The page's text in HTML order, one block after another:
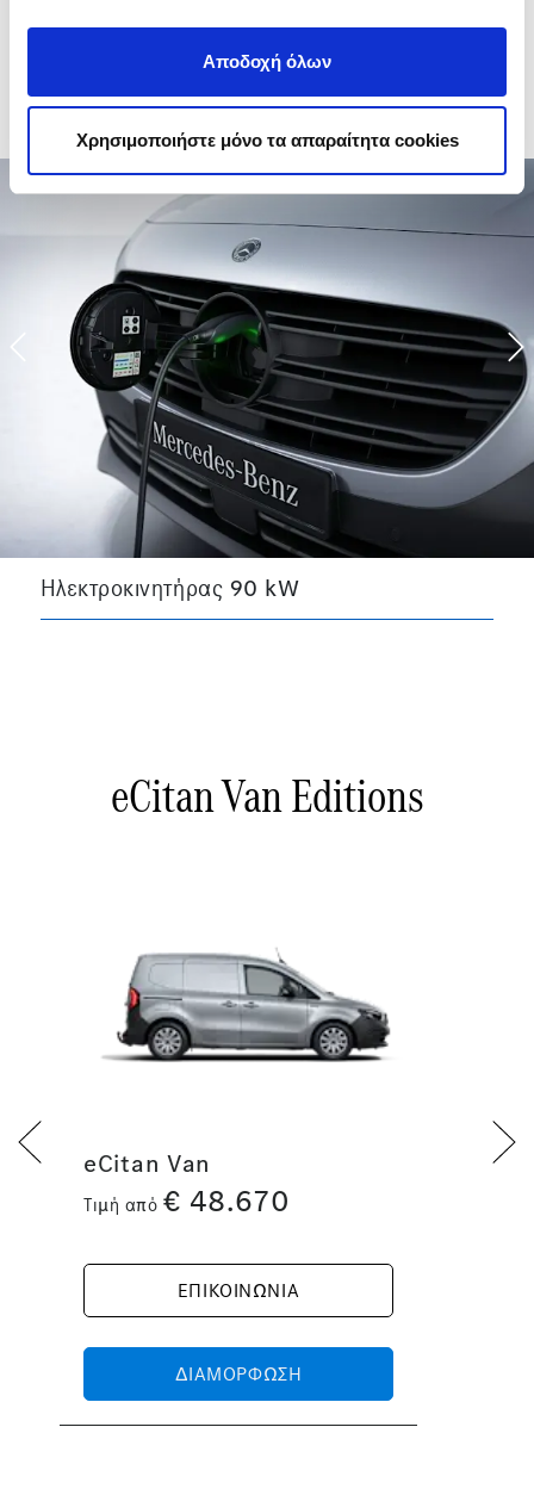
Αποδοχή όλων
Χρησιμοποιήστε μόνο τα απαραίτητα cookies
εξοπλισμού του eCitan Van
Ηλεκτροκινητήρας 90 kW
Previous
eCitan Van Editions
eCitan Van
Τιμή από € 48.670
ΕΠΙΚΟΙΝΩΝΙΑ
ΔΙΑΜΟΡΦΩΣΗ